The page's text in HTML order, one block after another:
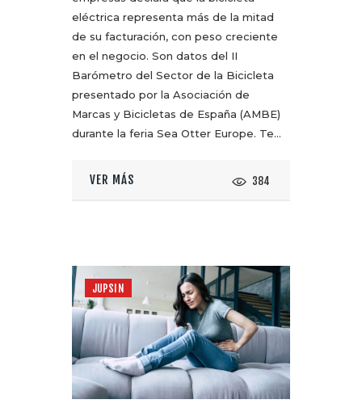
eléctrica representa más de la mitad
de su facturación, con peso creciente
en el negocio. Son datos del II
Barómetro del Sector de la Bicicleta
presentado por la Asociación de
Marcas y Bicicletas de España (AMBE)
durante la feria Sea Otter Europe. Te…
VER MÁS 384
JUPSIN